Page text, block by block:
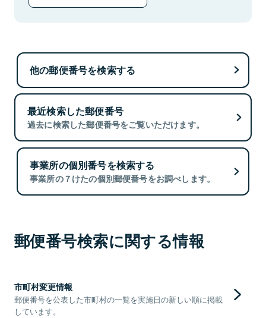
他の郵便番号を検索する
最近検索した郵便番号
過去に検索した郵便番号をご覧いただけます。
事業所の個別番号を検索する
事業所の７けたの個別郵便番号をお調べします。
郵便番号検索に関する情報
市町村変更情報
郵便番号を公表した市町村の一覧を実施日の新しい順に掲載
しています。